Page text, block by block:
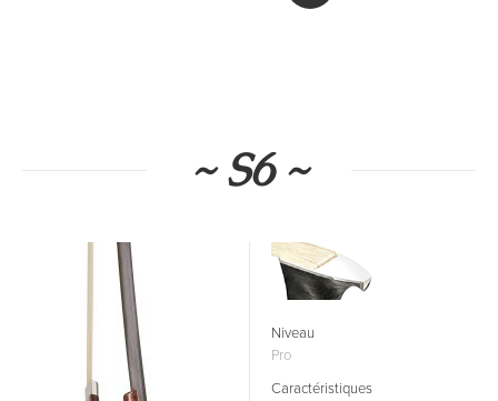
~ S6 ~
Niveau
Pro
Caractéristiques